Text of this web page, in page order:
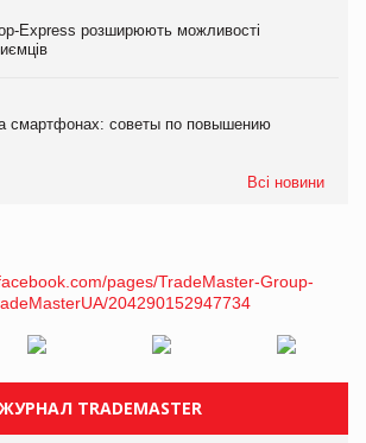
Express розширюють можливості
смартфонах: советы по повышению
Всі новини
TRADEMASTER